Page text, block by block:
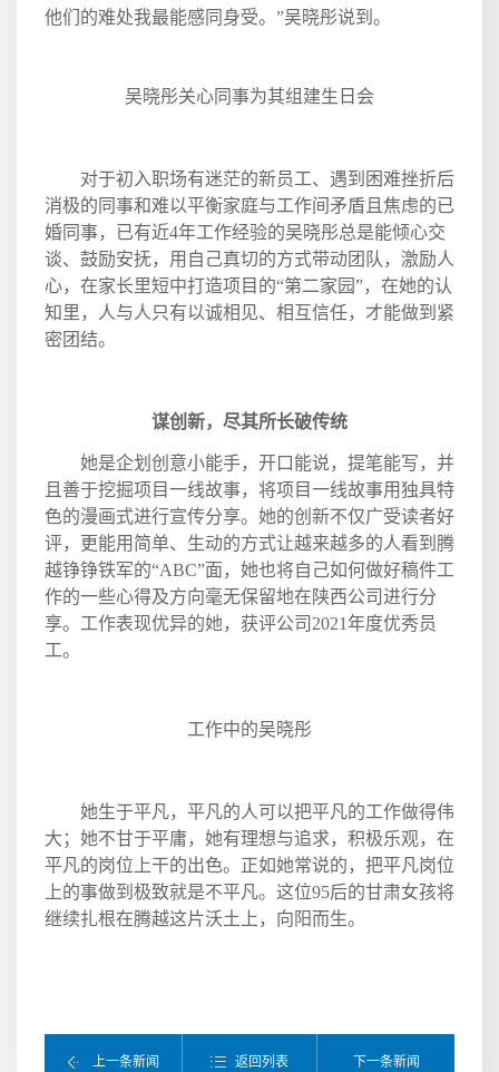
他们的难处我最能感同身受。”吴晓彤说到。
吴晓彤关心同事为其组建生日会
对于初入职场有迷茫的新员工、遇到困难挫折后
消极的同事和难以平衡家庭与工作间矛盾且焦虑的已
婚同事，已有近4年工作经验的吴晓彤总是能倾心交
谈、鼓励安抚，用自己真切的方式带动团队，激励人
心，在家长里短中打造项目的“第二家园”，在她的认
知里，人与人只有以诚相见、相互信任，才能做到紧
密团结。
谋创新，尽其所长破传统
她是企划创意小能手，开口能说，提笔能写，并
且善于挖掘项目一线故事，将项目一线故事用独具特
色的漫画式进行宣传分享。她的创新不仅广受读者好
评，更能用简单、生动的方式让越来越多的人看到腾
越铮铮铁军的“ABC”面，她也将自己如何做好稿件工
作的一些心得及方向毫无保留地在陕西公司进行分
享。工作表现优异的她，获评公司 2021年度优秀员
工。
工作中的吴晓彤
她生于平凡，平凡的人可以把平凡的工作做得伟
大；她不甘于平庸，她有理想与追求，积极乐观，在
平凡的岗位上干的出色。正如她常说的，把平凡岗位
上的事做到极致就是不平凡。这位95后的甘肃女孩将
继续扎根在腾越这片沃土上，向阳而生。
上一条新闻 返回列表 下一条新闻